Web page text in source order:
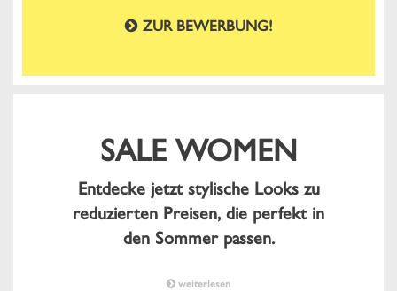
ZUR BEWERBUNG!
SALE WOMEN
Entdecke jetzt stylische Looks zu
reduzierten Preisen, die perfekt in
den Sommer passen.
weiterlesen